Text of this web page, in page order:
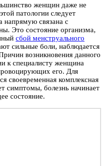
женщин даже не
патологии следует
напрямую связана с
Это состояние организма,
сбой менструального
сильные боли, наблюдается
возникновения данного
к специалисту женщина
его. Для
своевременная комплексная
симптомы, болезнь начинает
состояние.